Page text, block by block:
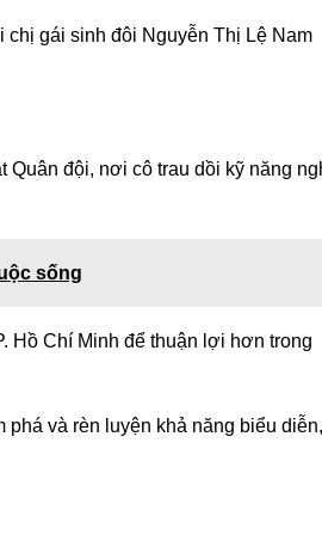
gái sinh đôi Nguyễn Thị Lệ Nam
đội, nơi cô trau dồi kỹ năng
sống
Hồ Chí Minh để thuận lợi hơn trong
và rèn luyện khả năng biểu diễn,